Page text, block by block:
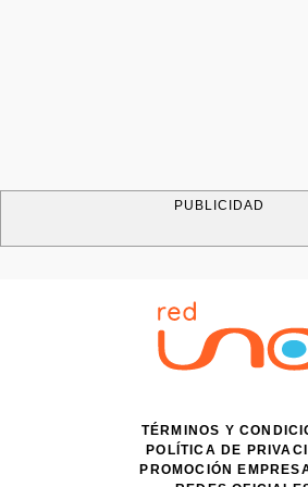
PUBLICIDAD
TÉRMINOS Y
POLÍTICA DE
PROMOCIÓN